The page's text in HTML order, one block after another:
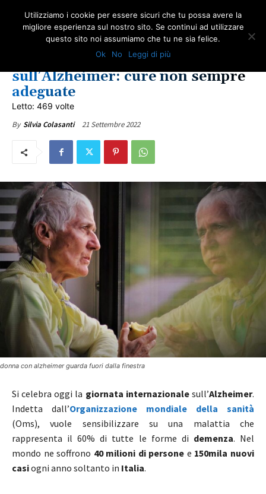
ULTIME NOTIZIE
Giornata internazionale
sull’Alzheimer: cure non sempre
adeguate
Letto: 469 volte
By Silvia Colasanti 21 Settembre 2022
donna con alzheimer guarda fuori dalla finestra
Si celebra oggi la giornata internazionalesull’Alzheimer.
Indetta dall’Organizzazione mondiale della sanità
(Oms), vuole sensibilizzare su una malattia che
rappresenta il 60% di tutte le forme di demenza. Nel
mondo ne soffrono 40 milioni di persone e 150mila nuovi
casiogni anno soltanto in Italia.
Utilizziamo i cookie per essere sicuri che tu possa avere la
migliore esperienza sul nostro sito. Se continui ad utilizzare
questo sito noi assumiamo che tu ne sia felice.
Ok
No Leggi di più